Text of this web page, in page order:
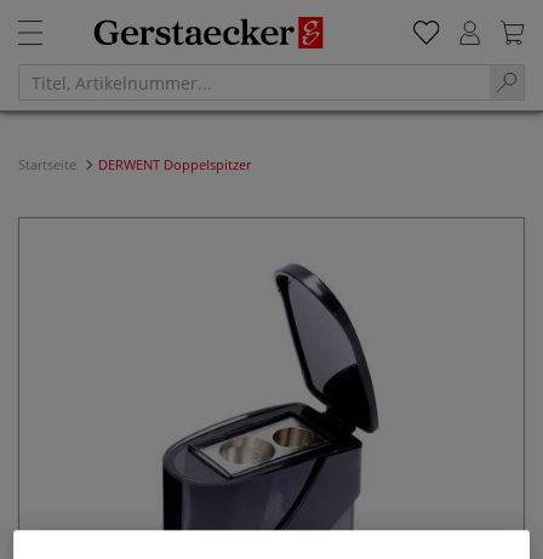
Startseite DERWENT Doppelspitzer